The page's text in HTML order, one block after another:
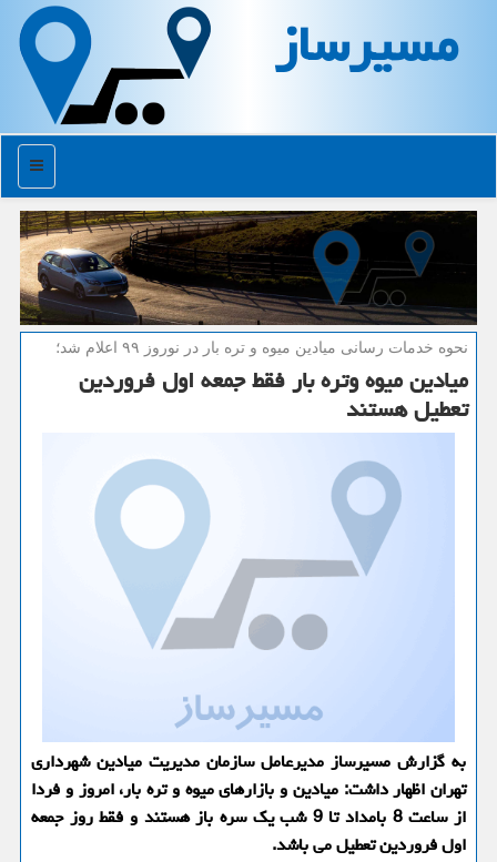
مسیرساز
منو
نحوه خدمات رسانی میادین میوه و تره بار در نوروز ۹۹ اعلام شد؛
میادین میوه وتره بار فقط جمعه اول فروردین
تعطیل هستند
به گزارش مسیرساز مدیرعامل سازمان مدیریت میادین شهرداری
تهران اظهار داشت: میادین و بازارهای میوه و تره بار، امروز و فردا
از ساعت 8 بامداد تا 9 شب یك سره باز هستند و فقط روز جمعه
اول فروردین تعطیل می باشد.